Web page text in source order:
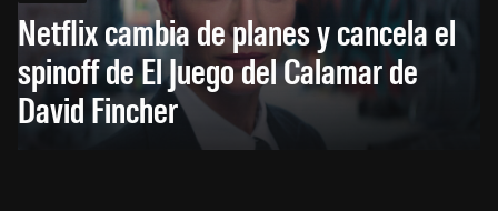
Netflix cambia de planes y cancela el
spinoff de El Juego del Calamar de
David Fincher